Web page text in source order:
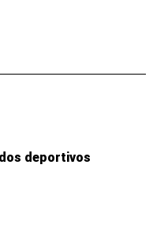
deportivos